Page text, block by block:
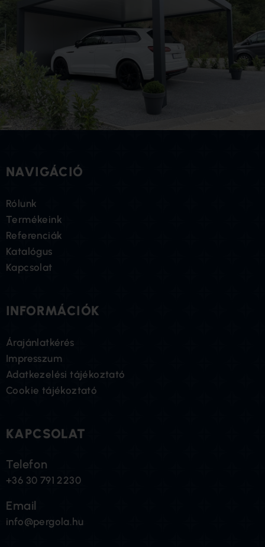
NAVIGÁCIÓ
Rólunk
Termékeink
Referenciák
Katalógus
Kapcsolat
INFORMÁCIÓK
Árajánlatkérés
Impresszum
Adatkezelési tájékoztató
Cookie tájékoztató
KAPCSOLAT
Telefon
+36 30 791 2230
Email
info@pergola.hu